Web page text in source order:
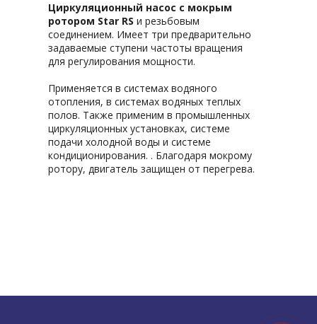
Циркуляционный насос с мокрым
ротором Star RS и резьбовым
соединением. Имеет три предварительно
задаваемые ступени частоты вращения
для регулирования мощности.
Применяется в системах водяного
отопления, в системах водяных теплых
полов. Также применим в промышленных
циркуляционных установках, системе
подачи холодной воды и системе
кондиционирования. . Благодаря мокрому
ротору, двигатель защищен от перегрева.